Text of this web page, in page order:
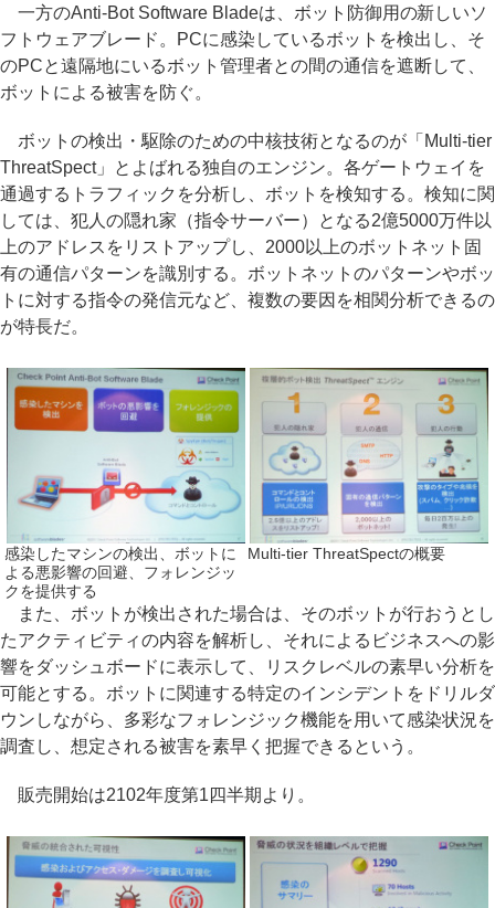
一方のAnti-Bot Software Bladeは、ボット防御用の新しいソ
フトウェアブレード。PCに感染しているボットを検出し、そ
のPCと遠隔地にいるボット管理者との間の通信を遮断して、
ボットによる被害を防ぐ。
ボットの検出・駆除のための中核技術となるのが「Multi-tier
ThreatSpect」とよばれる独自のエンジン。各ゲートウェイを
通過するトラフィックを分析し、ボットを検知する。検知に関
しては、犯人の隠れ家（指令サーバー）となる2億5000万件以
上のアドレスをリストアップし、2000以上のボットネット固
有の通信パターンを識別する。ボットネットのパターンやボッ
トに対する指令の発信元など、複数の要因を相関分析できるの
が特長だ。
感染したマシンの検出、ボットに
よる悪影響の回避、フォレンジッ
クを提供する
Multi-tier ThreatSpectの概要
また、ボットが検出された場合は、そのボットが行おうとし
たアクティビティの内容を解析し、それによるビジネスへの影
響をダッシュボードに表示して、リスクレベルの素早い分析を
可能とする。ボットに関連する特定のインシデントをドリルダ
ウンしながら、多彩なフォレンジック機能を用いて感染状況を
調査し、想定される被害を素早く把握できるという。
販売開始は2102年度第1四半期より。